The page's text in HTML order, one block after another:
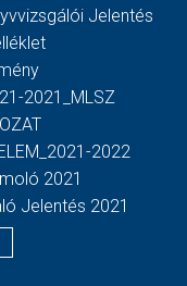
Jelentés
2021_MLSZ
2022
2021
Jelentés 2021